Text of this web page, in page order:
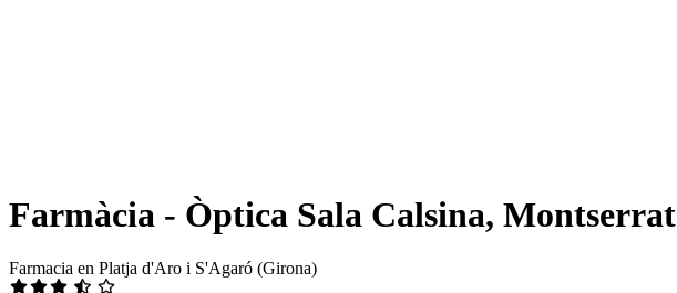
Farmàcia - Òptica Sala Calsina, Montserrat
Farmacia en Platja d'Aro i S'Agaró (Girona)